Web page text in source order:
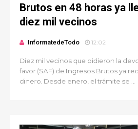
Brutos en 48 horas ya
diez mil vecinos
InformatedeTodo 12:02
Diez mil vecinos que pidieron la
favor (SAF) de Ingresos Brutos ya
dinero. Desde enero, el trámite se ...